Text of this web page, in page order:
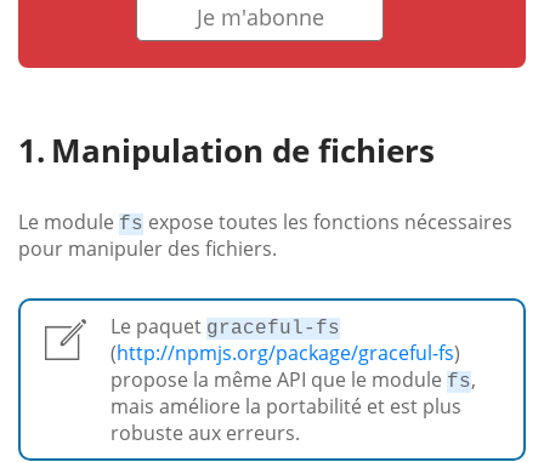
Je m'abonne
Manipulation de fichiers
Le module fs expose toutes les fonctions nécessaires
pour manipuler des fichiers.
Le paquet graceful-fs
(http://npmjs.org/package/graceful-fs)
propose la même API que le module fs,
mais améliore la portabilité et est plus
robuste aux erreurs.